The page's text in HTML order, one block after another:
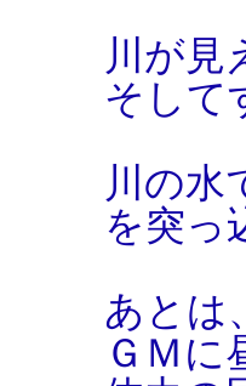
川が見
そして
川の水
を突っ
あとは
ＧＭに